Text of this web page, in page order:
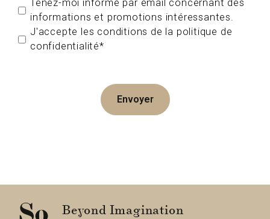
Tenez-moi informé par email concernant des
informations et promotions intéressantes.
J'accepte les conditions de la politique de
confidentialité*
Envoyer
Beyond Imagination